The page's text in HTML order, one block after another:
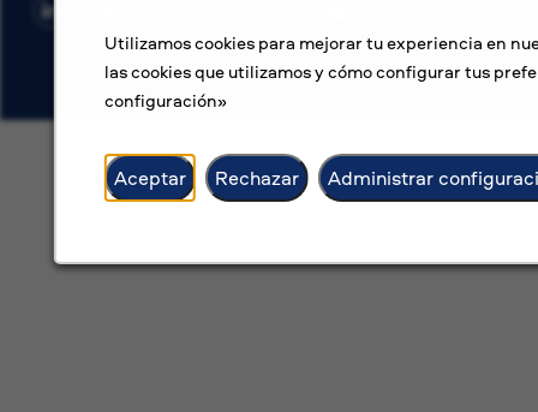
Utilizamos cookies para mejorar tu experiencia en
las cookies que utilizamos y cómo configurar tus
configuración»
Aceptar Rechazar Administrar